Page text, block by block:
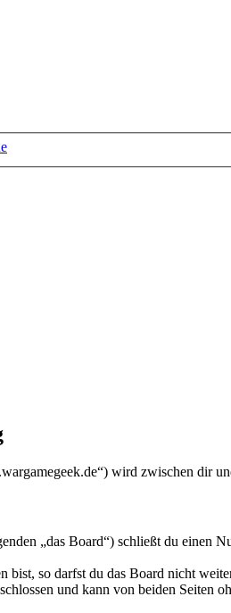
wird zwischen dir
„das Board“) schließt du einen
bist, so darfst du das Board nicht
und kann von beiden Seiten